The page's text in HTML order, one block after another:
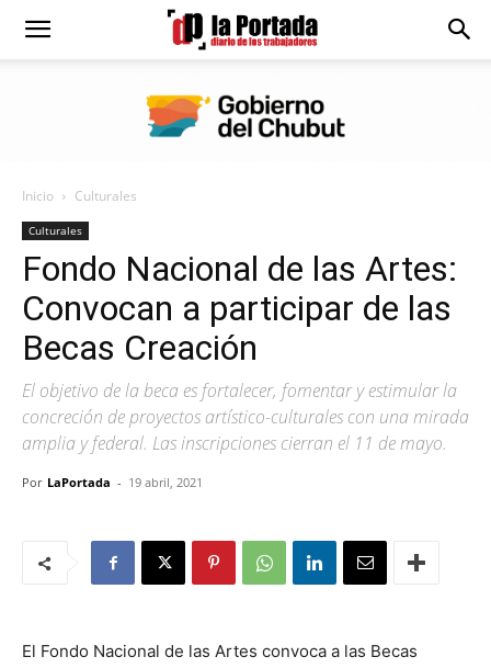
Diario
Portada
Inicio Culturales
Culturales
Fondo Nacional de las Artes:
Convocan a participar de las
Becas Creación
El objetivo de la beca es fortalecer, fomentar y estimular la
concreción de proyectos artístico-culturales con una mirada
amplia y federal. Las inscripciones cierran el 11 de mayo.
Por LaPortada - 19 abril, 2021
El Fondo Nacional de las Artes convoca a las Becas